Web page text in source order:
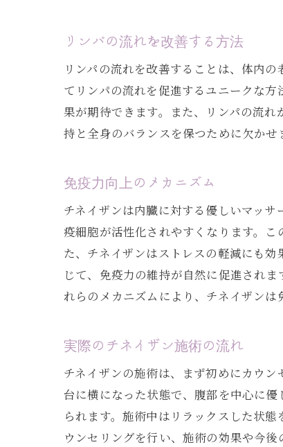
リンパの流れを改善する方法
リンパの流れを改善することは、体内
てリンパの流れを促進するユニークな
果が期待できます。また、リンパの流
持と全身のバランスを保つために欠かせ
免疫力向上のメカニズム
チネイザンは内臓に対する優しいマッ
疫細胞が活性化されやすくなります。
た、チネイザンはストレスの軽減にも
じて、免疫力の維持が自然に促進され
れらのメカニズムにより、チネイザンは
実際のチネイザン施術の流れ
チネイザンの施術は、まず初めにカウ
台に横になった状態で、腹部を中心に
られます。施術中はリラックスした状
ウンセリングを行い、施術の効果や今